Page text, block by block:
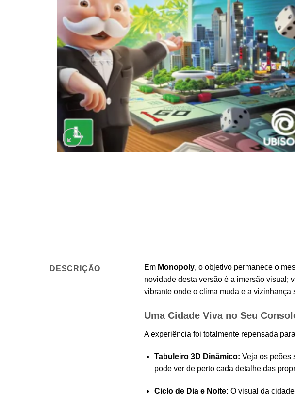
DESCRIÇÃO Em Monopoly, o objetivo permanece o
novidade desta versão é a imersão visual;
vibrante onde o clima muda e a vizinhança
Uma Cidade Viva no Seu
A experiência foi totalmente repensada
Tabuleiro 3D Dinâmico: Veja os peões
pode ver de perto cada detalhe das
Ciclo de Dia e Noite: O visual da